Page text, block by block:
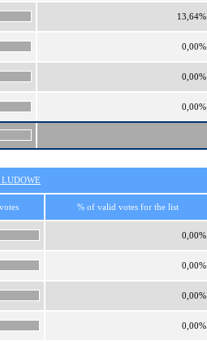
13,64%
0,00%
0,00%
0,00%
% of valid votes for the list
0,00%
0,00%
0,00%
0,00%